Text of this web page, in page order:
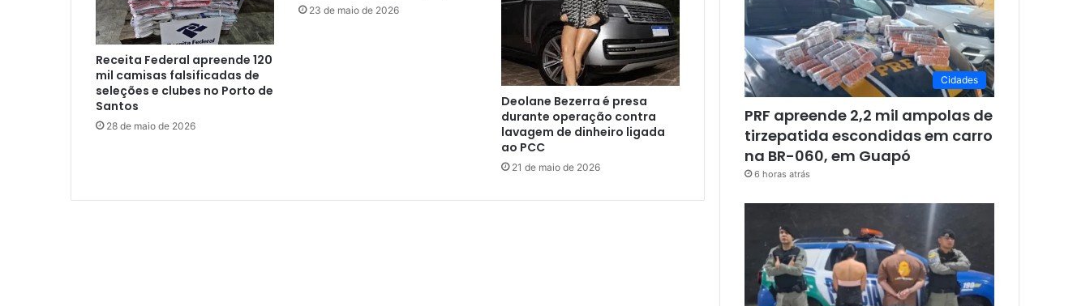
Receita Federal apreende 120
mil camisas falsificadas de
seleções e clubes no Porto de
Santos
28 de maio de 2026
23 de maio de 2026
Deolane Bezerra é presa
durante operação contra
lavagem de dinheiro ligada
ao PCC
21 de maio de 2026
Cidades
PRF apreende 2,2 mil ampolas de
tirzepatida escondidas em carro
na BR-060, em Guapó
6 horas atrás